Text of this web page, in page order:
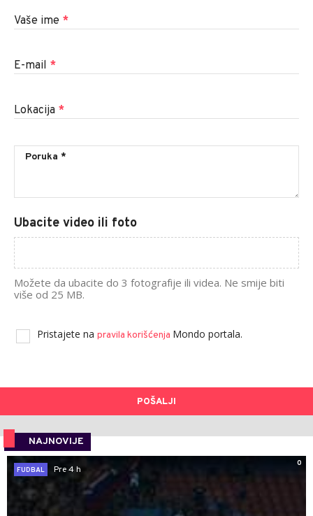
Vaše ime *
E-mail *
Lokacija *
Ubacite video ili foto
Možete da ubacite do 3 fotografije ili videa. Ne smije biti
više od 25 MB.
Pristajete na pravila korišćenja Mondo portala.
POŠALJI
NAJNOVIJE
0
FUDBAL
Pre 4 h